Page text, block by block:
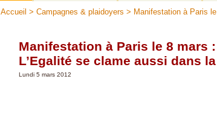
Accueil > Campagnes & plaidoyers > Manifestation à Paris
Manifestation à Paris le 8 mars :
L’Egalité se clame aussi dans
Lundi 5 mars 2012